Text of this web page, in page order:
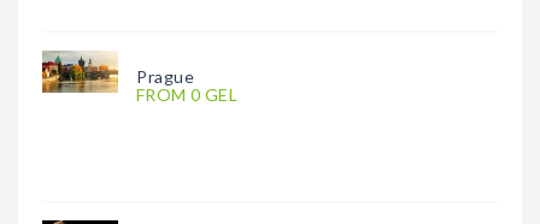
Prague
FROM 0 GEL